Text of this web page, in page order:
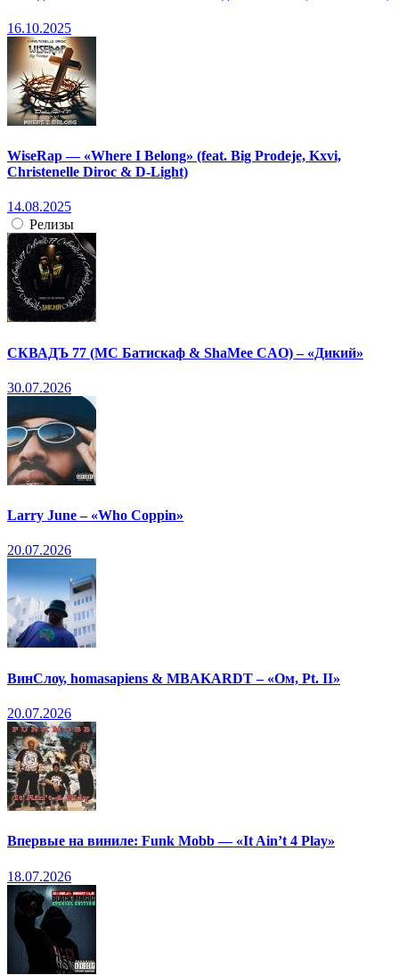
16.10.2025
WiseRap — «Where I Belong» (feat. Big Prodeje, Kxvi,
Christenelle Diroc & D-Light)
14.08.2025
Релизы
СКВАДЪ 77 (МС Батискаф & ShaMee CAO) – «Дикий»
30.07.2026
Larry June – «Who Coppin»
20.07.2026
ВинСлоу, homasapiens & MBAKARDT – «Ом, Pt. II»
20.07.2026
Впервые на виниле: Funk Mobb — «It Ain’t 4 Play»
18.07.2026